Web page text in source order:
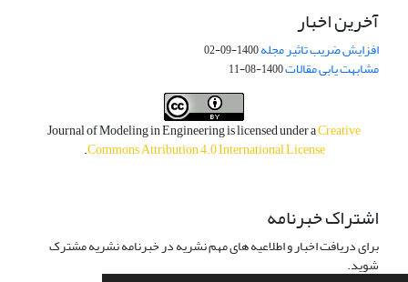
آخرین اخبار
افزایش ضریب تاثیر مجله1400-09-02
مشابهت یابی مقالات1400-08-11
Journal of Modeling in Engineering is licensed under aCreative
Commons Attribution 4.0 International License
.
اشتراک خبرنامه
برای دریافت اخبار و اطلاعیه های مهم نشریه در خبرنامه نشریه مشترک
شوید.